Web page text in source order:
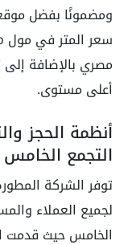
ومضمونًا بفضل
مصري بالإضافة
أعلى مستوى.
التجمع الخامس
توفر الشركة
الخامس حيث قدمت